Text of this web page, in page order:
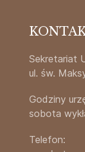
Sekretariat
ul. św.
Godziny
sobota
Telefon: